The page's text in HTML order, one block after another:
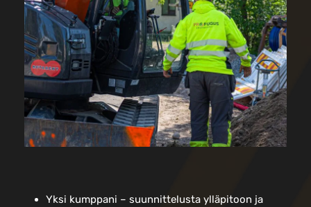
Yksi kumppani – suunnittelusta ylläpitoon ja